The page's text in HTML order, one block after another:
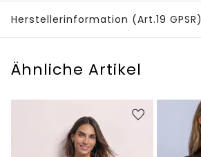
Herstellerinformation (Art.19 GPSR)
Ähnliche Artikel